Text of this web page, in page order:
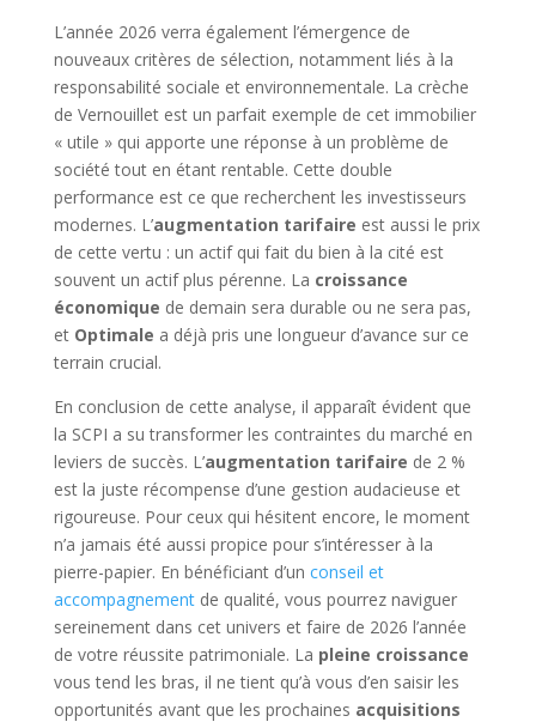
L’année 2026 verra également l’émergence de
nouveaux critères de sélection, notamment liés à la
responsabilité sociale et environnementale. La crèche
de Vernouillet est un parfait exemple de cet immobilier
« utile » qui apporte une réponse à un problème de
société tout en étant rentable. Cette double
performance est ce que recherchent les investisseurs
modernes. L’augmentation tarifaire est aussi le prix
de cette vertu : un actif qui fait du bien à la cité est
souvent un actif plus pérenne. La croissance
économique de demain sera durable ou ne sera pas,
et Optimale a déjà pris une longueur d’avance sur ce
terrain crucial.
En conclusion de cette analyse, il apparaît évident que
la SCPI a su transformer les contraintes du marché en
leviers de succès. L’augmentation tarifaire de 2 %
est la juste récompense d’une gestion audacieuse et
rigoureuse. Pour ceux qui hésitent encore, le moment
n’a jamais été aussi propice pour s’intéresser à la
pierre-papier. En bénéficiant d’un conseil et
accompagnementde qualité, vous pourrez naviguer
sereinement dans cet univers et faire de 2026 l’année
de votre réussite patrimoniale. La pleine croissance
vous tend les bras, il ne tient qu’à vous d’en saisir les
opportunités avant que les prochaines acquisitions